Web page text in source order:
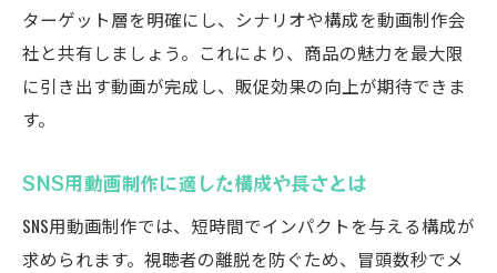
ターゲット層を明確にし、シナリオや構成を動画制作会
社と共有しましょう。これにより、商品の魅力を最大限
に引き出す動画が完成し、販促効果の向上が期待できま
す。
SNS用動画制作に適した構成や長さとは
SNS用動画制作では、短時間でインパクトを与える構成が
求められます。視聴者の離脱を防ぐため、冒頭数秒でメ